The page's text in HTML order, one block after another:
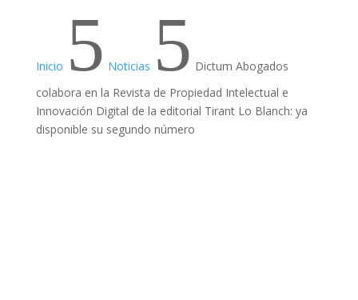
Inicio 5 Noticias 5 Dictum Abogados
colabora en la Revista de Propiedad Intelectual e
Innovación Digital de la editorial Tirant Lo Blanch: ya
disponible su segundo número